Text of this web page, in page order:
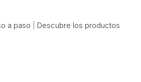
a paso
Descubre los productos